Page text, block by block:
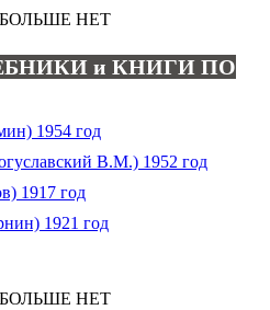
БОЛЬШЕ НЕТ
и КНИГИ ПО
БОЛЬШЕ НЕТ